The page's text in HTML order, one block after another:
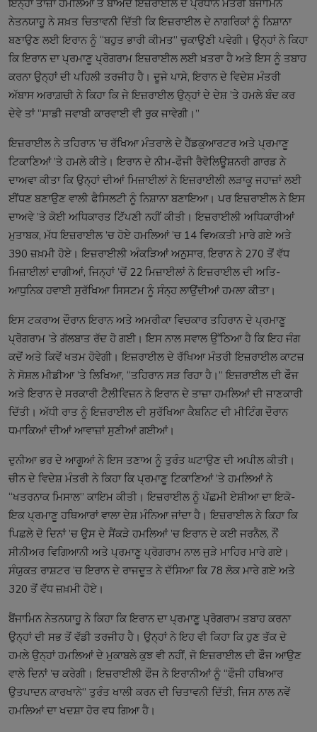
ਇਨ੍ਹਾਂ ਤਾਜ਼ਾ ਹਮਲਿਆਂ ਤੋਂ ਬਾਅਦ ਇਜ਼ਰਾਈਲ ਦੇ ਪ੍ਰਧਾਨ ਮੰਤਰੀ ਬੈਂਜਾਮਿਨ
ਨੇਤਨਯਾਹੂ ਨੇ ਸਖ਼ਤ ਚਿਤਾਵਨੀ ਦਿੱਤੀ ਕਿ ਇਜ਼ਰਾਈਲ ਦੇ ਨਾਗਰਿਕਾਂ ਨੂੰ ਨਿਸ਼ਾਨਾ
ਬਣਾਉਣ ਲਈ ਇਰਾਨ ਨੂੰ “ਬਹੁਤ ਭਾਰੀ ਕੀਮਤ” ਚੁਕਾਉਣੀ ਪਵੇਗੀ। ਉਨ੍ਹਾਂ ਨੇ ਕਿਹਾ
ਕਿ ਇਰਾਨ ਦਾ ਪ੍ਰਮਾਣੂ ਪ੍ਰੋਗਰਾਮ ਇਜ਼ਰਾਈਲ ਲਈ ਖ਼ਤਰਾ ਹੈ ਅਤੇ ਇਸ ਨੂੰ ਤਬਾਹ
ਕਰਨਾ ਉਨ੍ਹਾਂ ਦੀ ਪਹਿਲੀ ਤਰਜੀਹ ਹੈ। ਦੂਜੇ ਪਾਸੇ, ਇਰਾਨ ਦੇ ਵਿਦੇਸ਼ ਮੰਤਰੀ
ਅੱਬਾਸ ਅਰਾਗ਼ਚੀ ਨੇ ਕਿਹਾ ਕਿ ਜੇ ਇਜ਼ਰਾਈਲ ਉਨ੍ਹਾਂ ਦੇ ਦੇਸ਼ ’ਤੇ ਹਮਲੇ ਬੰਦ ਕਰ
ਦੇਵੇ ਤਾਂ “ਸਾਡੀ ਜਵਾਬੀ ਕਾਰਵਾਈ ਵੀ ਰੁਕ ਜਾਵੇਗੀ।”
ਇਜ਼ਰਾਈਲ ਨੇ ਤਹਿਰਾਨ ’ਚ ਰੱਖਿਆ ਮੰਤਰਾਲੇ ਦੇ ਹੈੱਡਕੁਆਰਟਰ ਅਤੇ ਪ੍ਰਮਾਣੂ
ਟਿਕਾਣਿਆਂ ’ਤੇ ਹਮਲੇ ਕੀਤੇ। ਇਰਾਨ ਦੇ ਨੀਮ-ਫੌਜੀ ਰੈਵੋਲਿਊਸ਼ਨਰੀ ਗਾਰਡ ਨੇ
ਦਾਅਵਾ ਕੀਤਾ ਕਿ ਉਨ੍ਹਾਂ ਦੀਆਂ ਮਿਜ਼ਾਈਲਾਂ ਨੇ ਇਜ਼ਰਾਈਲੀ ਲੜਾਕੂ ਜਹਾਜ਼ਾਂ ਲਈ
ਈਂਧਣ ਬਣਾਉਣ ਵਾਲੀ ਫੈਸਿਲਟੀ ਨੂੰ ਨਿਸ਼ਾਨਾ ਬਣਾਇਆ। ਪਰ ਇਜ਼ਰਾਈਲ ਨੇ ਇਸ
ਦਾਅਵੇ ’ਤੇ ਕੋਈ ਅਧਿਕਾਰਤ ਟਿੱਪਣੀ ਨਹੀਂ ਕੀਤੀ। ਇਜ਼ਰਾਈਲੀ ਅਧਿਕਾਰੀਆਂ
ਮੁਤਾਬਕ, ਮੱਧ ਇਜ਼ਰਾਈਲ ’ਚ ਹੋਏ ਹਮਲਿਆਂ ’ਚ 14 ਵਿਅਕਤੀ ਮਾਰੇ ਗਏ ਅਤੇ
390 ਜ਼ਖ਼ਮੀ ਹੋਏ। ਇਜ਼ਰਾਈਲੀ ਅੰਕੜਿਆਂ ਅਨੁਸਾਰ, ਇਰਾਨ ਨੇ 270 ਤੋਂ ਵੱਧ
ਮਿਜ਼ਾਈਲਾਂ ਦਾਗੀਆਂ, ਜਿਨ੍ਹਾਂ ’ਚੋਂ 22 ਮਿਜ਼ਾਈਲਾਂ ਨੇ ਇਜ਼ਰਾਈਲ ਦੀ ਅਤਿ-
ਆਧੁਨਿਕ ਹਵਾਈ ਸੁਰੱਖਿਆ ਸਿਸਟਮ ਨੂੰ ਸੰਨ੍ਹ ਲਾਉਂਦੀਆਂ ਹਮਲਾ ਕੀਤਾ।
ਇਸ ਟਕਰਾਅ ਦੌਰਾਨ ਇਰਾਨ ਅਤੇ ਅਮਰੀਕਾ ਵਿਚਕਾਰ ਤਹਿਰਾਨ ਦੇ ਪ੍ਰਮਾਣੂ
ਪ੍ਰੋਗਰਾਮ ’ਤੇ ਗੱਲਬਾਤ ਰੱਦ ਹੋ ਗਈ। ਇਸ ਨਾਲ ਸਵਾਲ ਉੱਠਿਆ ਹੈ ਕਿ ਇਹ ਜੰਗ
ਕਦੋਂ ਅਤੇ ਕਿਵੇਂ ਖਤਮ ਹੋਵੇਗੀ। ਇਜ਼ਰਾਈਲ ਦੇ ਰੱਖਿਆ ਮੰਤਰੀ ਇਜ਼ਰਾਈਲ ਕਾਟਜ਼
ਨੇ ਸੋਸ਼ਲ ਮੀਡੀਆ ’ਤੇ ਲਿਖਿਆ, “ਤਹਿਰਾਨ ਸੜ ਰਿਹਾ ਹੈ।” ਇਜ਼ਰਾਈਲ ਦੀ ਫੌਜ
ਅਤੇ ਇਰਾਨ ਦੇ ਸਰਕਾਰੀ ਟੈਲੀਵਿਜ਼ਨ ਨੇ ਇਰਾਨ ਦੇ ਤਾਜ਼ਾ ਹਮਲਿਆਂ ਦੀ ਜਾਣਕਾਰੀ
ਦਿੱਤੀ। ਅੱਧੀ ਰਾਤ ਨੂੰ ਇਜ਼ਰਾਈਲ ਦੀ ਸੁਰੱਖਿਆ ਕੈਬਨਿਟ ਦੀ ਮੀਟਿੰਗ ਦੌਰਾਨ
ਧਮਾਕਿਆਂ ਦੀਆਂ ਆਵਾਜ਼ਾਂ ਸੁਣੀਆਂ ਗਈਆਂ।
ਦੁਨੀਆ ਭਰ ਦੇ ਆਗੂਆਂ ਨੇ ਇਸ ਤਣਾਅ ਨੂੰ ਤੁਰੰਤ ਘਟਾਉਣ ਦੀ ਅਪੀਲ ਕੀਤੀ।
ਚੀਨ ਦੇ ਵਿਦੇਸ਼ ਮੰਤਰੀ ਨੇ ਕਿਹਾ ਕਿ ਪ੍ਰਮਾਣੂ ਟਿਕਾਣਿਆਂ ’ਤੇ ਹਮਲਿਆਂ ਨੇ
“ਖਤਰਨਾਕ ਮਿਸਾਲ” ਕਾਇਮ ਕੀਤੀ। ਇਜ਼ਰਾਈਲ ਨੂੰ ਪੱਛਮੀ ਏਸ਼ੀਆ ਦਾ ਇਕੋ-
ਇਕ ਪ੍ਰਮਾਣੂ ਹਥਿਆਰਾਂ ਵਾਲਾ ਦੇਸ਼ ਮੰਨਿਆ ਜਾਂਦਾ ਹੈ। ਇਜ਼ਰਾਈਲ ਨੇ ਕਿਹਾ ਕਿ
ਪਿਛਲੇ ਦੋ ਦਿਨਾਂ ’ਚ ਉਸ ਦੇ ਸੈਂਕੜੇ ਹਮਲਿਆਂ ’ਚ ਇਰਾਨ ਦੇ ਕਈ ਜਰਨੈਲ, ਨੌਂ
ਸੀਨੀਅਰ ਵਿਗਿਆਨੀ ਅਤੇ ਪ੍ਰਮਾਣੂ ਪ੍ਰੋਗਰਾਮ ਨਾਲ ਜੁੜੇ ਮਾਹਿਰ ਮਾਰੇ ਗਏ।
ਸੰਯੁਕਤ ਰਾਸ਼ਟਰ ’ਚ ਇਰਾਨ ਦੇ ਰਾਜਦੂਤ ਨੇ ਦੱਸਿਆ ਕਿ 78 ਲੋਕ ਮਾਰੇ ਗਏ ਅਤੇ
320 ਤੋਂ ਵੱਧ ਜ਼ਖ਼ਮੀ ਹੋਏ।
ਬੈਂਜਾਮਿਨ ਨੇਤਨਯਾਹੂ ਨੇ ਕਿਹਾ ਕਿ ਇਰਾਨ ਦਾ ਪ੍ਰਮਾਣੂ ਪ੍ਰੋਗਰਾਮ ਤਬਾਹ ਕਰਨਾ
ਉਨ੍ਹਾਂ ਦੀ ਸਭ ਤੋਂ ਵੱਡੀ ਤਰਜੀਹ ਹੈ। ਉਨ੍ਹਾਂ ਨੇ ਇਹ ਵੀ ਕਿਹਾ ਕਿ ਹੁਣ ਤੱਕ ਦੇ
ਹਮਲੇ ਉਨ੍ਹਾਂ ਹਮਲਿਆਂ ਦੇ ਮੁਕਾਬਲੇ ਕੁਝ ਵੀ ਨਹੀਂ, ਜੋ ਇਜ਼ਰਾਈਲ ਦੀ ਫੌਜ ਆਉਣ
ਵਾਲੇ ਦਿਨਾਂ ’ਚ ਕਰੇਗੀ। ਇਜ਼ਰਾਈਲੀ ਫੌਜ ਨੇ ਇਰਾਨੀਆਂ ਨੂੰ “ਫੌਜੀ ਹਥਿਆਰ
ਉਤਪਾਦਨ ਕਾਰਖਾਨੇ” ਤੁਰੰਤ ਖਾਲੀ ਕਰਨ ਦੀ ਚਿਤਾਵਨੀ ਦਿੱਤੀ, ਜਿਸ ਨਾਲ ਨਵੇਂ
ਹਮਲਿਆਂ ਦਾ ਖਦਸ਼ਾ ਹੋਰ ਵਧ ਗਿਆ ਹੈ।